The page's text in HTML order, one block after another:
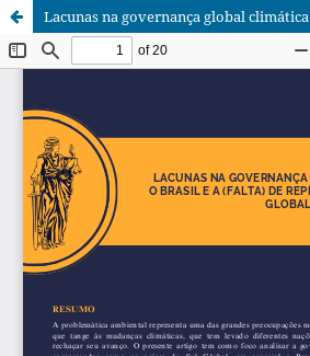
Lacunas na governança global climática